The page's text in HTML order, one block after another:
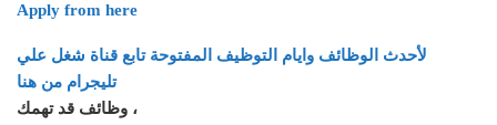
Apply from here
لأحدث الوظائف وايام التوظيف المفتوحة تابع قناة شغل علي
تليجرام من هنا
وظائف قد تهمك ،